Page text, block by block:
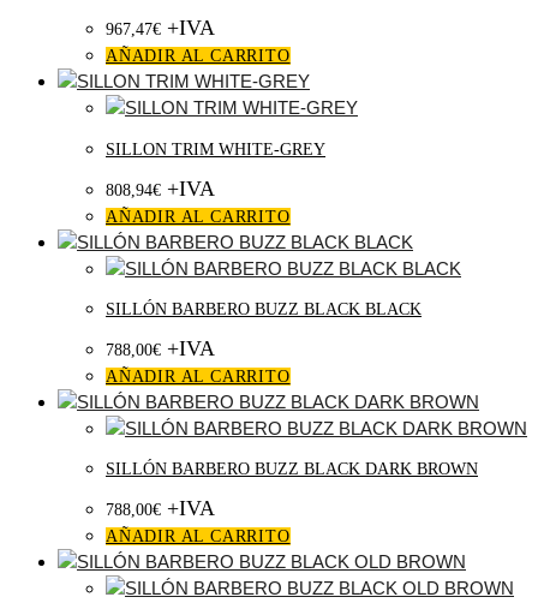
967,47€ +IVA
AÑADIR AL CARRITO
SILLON TRIM WHITE-GREY
808,94€ +IVA
AÑADIR AL CARRITO
SILLÓN BARBERO BUZZ BLACK BLACK
788,00€ +IVA
AÑADIR AL CARRITO
SILLÓN BARBERO BUZZ BLACK DARK BROWN
788,00€ +IVA
AÑADIR AL CARRITO